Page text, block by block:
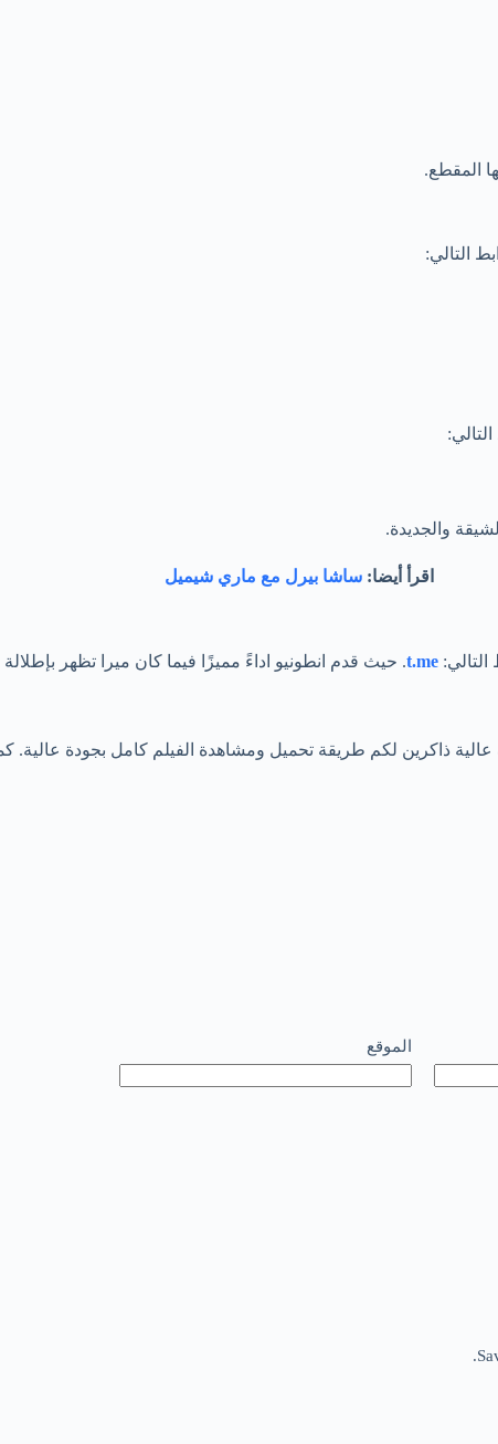
المقطع.
التالي:
والجديدة.
اقرأ أيضا: ساشا بيرل مع ماري شيميل
t.me. حيث قدم انطونيو اداءً مميزًا فيما كان ميرا تظهر
قد قدمنا لكم مقطع ميرا النوري مع مصطفى +20 كامل بدقة عالية ذاكرين لكم طريقة تحميل ومشاهدة
الموقع